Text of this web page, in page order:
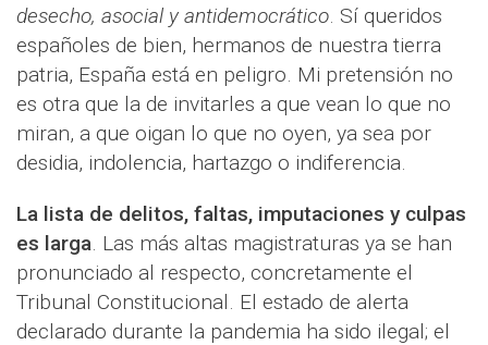
desecho, asocial y antidemocrático. Sí queridos
españoles de bien, hermanos de nuestra tierra
patria, España está en peligro. Mi pretensión no
es otra que la de invitarles a que vean lo que no
miran, a que oigan lo que no oyen, ya sea por
desidia, indolencia, hartazgo o indiferencia.
La lista de delitos, faltas, imputaciones y culpas
es larga. Las más altas magistraturas ya se han
pronunciado al respecto, concretamente el
Tribunal Constitucional. El estado de alerta
declarado durante la pandemia ha sido ilegal; el